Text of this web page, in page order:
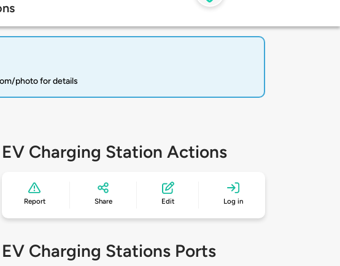
photo for details
EV Charging Station Actions
Report Share Edit Log in
EV Charging Stations Ports